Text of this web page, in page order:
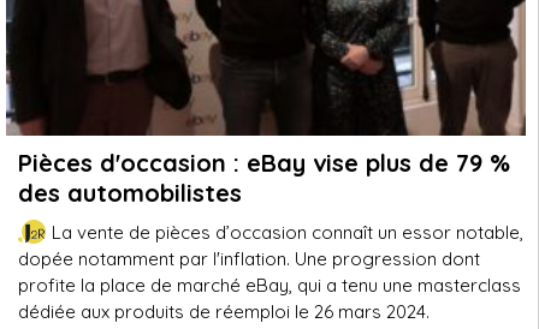
Pièces d'occasion : eBay vise plus de 79 %
des automobilistes
La vente de pièces d’occasion connaît un essor notable,
dopée notamment par l'inflation. Une progression dont
profite la place de marché eBay, qui a tenu une masterclass
dédiée aux produits de réemploi le 26 mars 2024.